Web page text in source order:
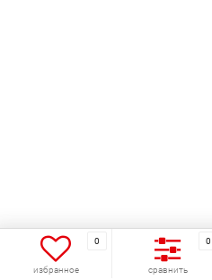
0
избранное
0
сравнить